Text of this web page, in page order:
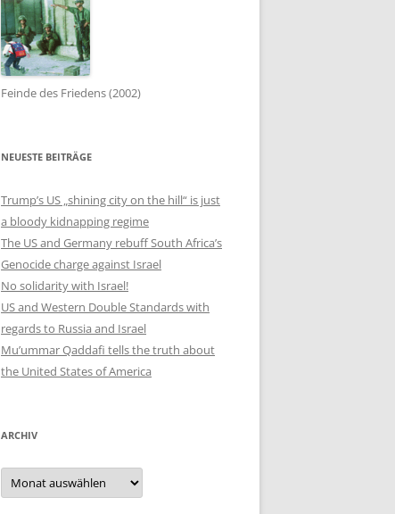
Feinde des Friedens (2002)
NEUESTE BEITRÄGE
Trump’s US „shining city on the hill“ is just
a bloody kidnapping regime
The US and Germany rebuff South Africa’s
Genocide charge against Israel
No solidarity with Israel!
US and Western Double Standards with
regards to Russia and Israel
Mu’ummar Qaddafi tells the truth about
the United States of America
ARCHIV
Archiv